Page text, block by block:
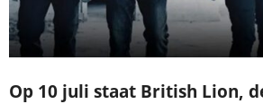
Op 10 juli staat British Lion,